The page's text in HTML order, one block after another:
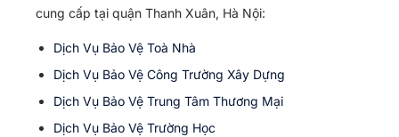
cung cấp tại quận Thanh Xuân, Hà Nội:
Dịch Vụ Bảo Vệ Toà Nhà
Dịch Vụ Bảo Vệ Công Trường Xây Dựng
Dịch Vụ Bảo Vệ Trung Tâm Thương Mại
Dịch Vụ Bảo Vệ Trường Học